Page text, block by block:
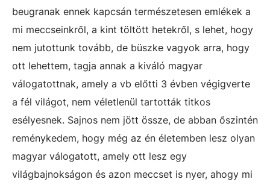
beugranak ennek kapcsán természetesen emlékek a
mi meccseinkről, a kint töltött hetekről, s lehet, hogy
nem jutottunk tovább, de büszke vagyok arra, hogy
ott lehettem, tagja annak a kiváló magyar
válogatottnak, amely a vb előtti 3 évben végigverte
a fél világot, nem véletlenül tartották titkos
esélyesnek. Sajnos nem jött össze, de abban őszintén
reménykedem, hogy még az én életemben lesz olyan
magyar válogatott, amely ott lesz egy
világbajnokságon és azon meccset is nyer, ahogy mi